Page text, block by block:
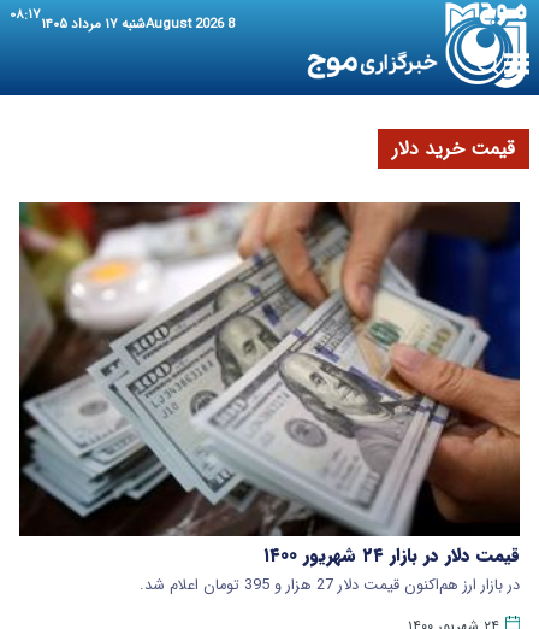
8 August 2026 شنبه ۱۷ مرداد ۱۴۰۵ ۰۸:۱۷
قیمت خرید دلار
قیمت دلار در بازار ۲۴ شهریور ۱۴۰۰
در بازار ارز هم‌اکنون قیمت دلار 27 هزار و 395 تومان اعلام شد.